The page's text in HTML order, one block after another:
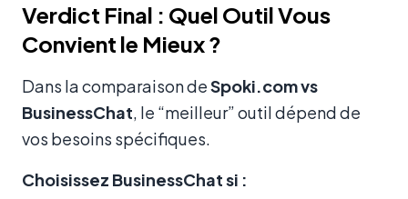
Verdict Final : Quel Outil Vous
Convient le Mieux ?
Dans la comparaison deSpoki.com vs
BusinessChat, le “meilleur” outil dépend de
vos besoins spécifiques.
Choisissez BusinessChat si :